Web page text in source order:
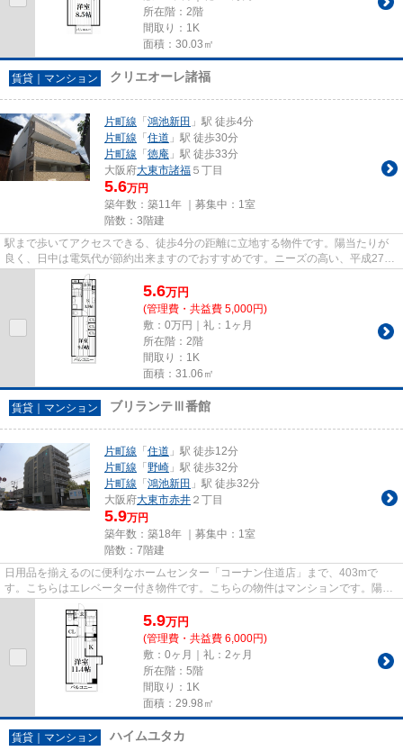
所在階：2階
間取り：1K
面積：30.03㎡
賃貸｜マンション クリエオーレ諸福
片町線 「 鴻池新田 」駅 徒歩4分
片町線 「 住道 」駅 徒歩30分
片町線 「 徳庵 」駅 徒歩33分
大阪府大東市諸福 ５丁目
5.6万円
築年数：築11年 ｜募集中： 1室
階数：3階建
駅まで歩いてアクセスできる、徒歩4分の距離に立地する物件です。陽当たりが
良く、日中は電気代が節約出来ますのでおすすめです。ニーズの高い、平成27年
築の物件で、オシャレな室内が...
5.6万円
(管理費・共益費 5,000円)
敷：0万円｜礼：1ヶ月
所在階：2階
間取り：1K
面積：31.06㎡
賃貸｜マンション ブリランテⅢ番館
片町線 「 住道 」駅 徒歩12分
片町線 「 野崎 」駅 徒歩32分
片町線 「 鴻池新田 」駅 徒歩32分
大阪府大東市赤井 ２丁目
5.9万円
築年数：築18年 ｜募集中： 1室
階数：7階建
日用品を揃えるのに便利なホームセンター「コーナン住道店」まで、403mで
す。こちらはエレベーター付き物件です。こちらの物件はマンションです。陽当
たりが良好な物件は梅雨時期の湿...
5.9万円
(管理費・共益費 6,000円)
敷：0ヶ月｜礼：2ヶ月
所在階：5階
間取り：1K
面積：29.98㎡
賃貸｜マンション ハイムユタカ